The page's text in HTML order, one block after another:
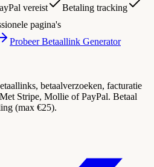
vereist
Betaling tracking
pagina's
Probeer Betaallink Generator
betaalverzoeken, facturatie
Stripe, Mollie of PayPal. Betaal
(max €25).